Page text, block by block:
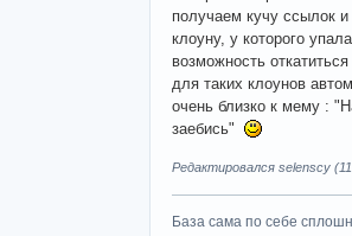
получаем кучу ссылок
клоуну, у которого
возможность
для таких клоунов
очень близко к мему :
заебись"
Редактировался selenscy
База сама по себе